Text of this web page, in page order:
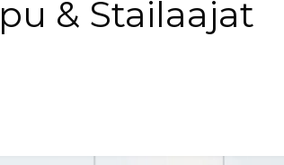
& Stailaajat